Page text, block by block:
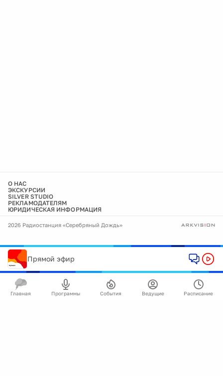
О НАС
ЭКСКУРСИИ
SILVER STUDIO
РЕКЛАМОДАТЕЛЯМ
ЮРИДИЧЕСКАЯ ИНФОРМАЦИЯ
2026 Радиостанция «Серебряный Дождь»
Прямой эфир
Главная Программы События Ведущие Расписание